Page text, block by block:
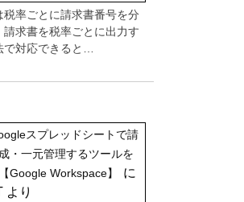
税率ごとに請求書番号を分
請求書を税率ごとに出力す
で対応できると…
スプレッドシートで請
・一元管理するツールを
Google Workspace】
に
より